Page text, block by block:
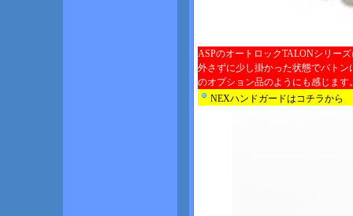
ASPのオートロックTALONシリー
外さずに少し掛かった状態でバト
のオプション品のようにも感じます
NEXハンドガードはコチラから